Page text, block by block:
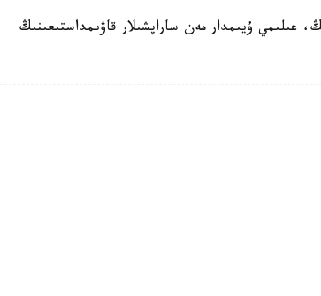
عىلىمي ۇيىمدار مەن ساراپشىلار قاۋىمداستىعىنىڭ